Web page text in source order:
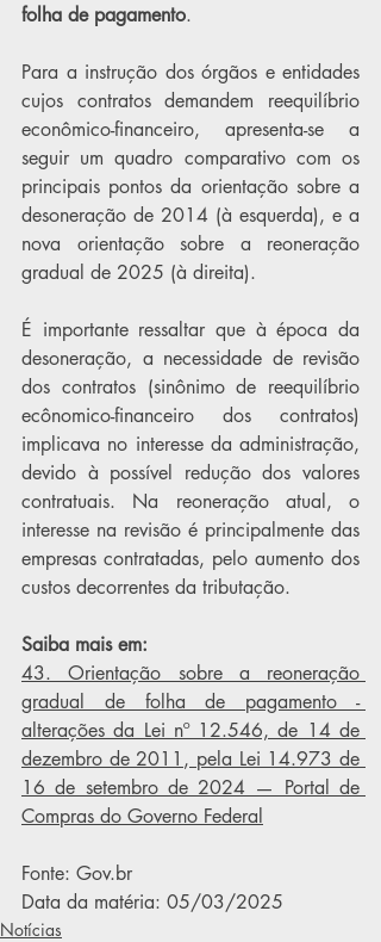
folha de pagamento.
Para a instrução dos órgãos e entidades
cujos contratos demandem reequilíbrio
econômico-financeiro, apresenta-se a
seguir um quadro comparativo com os
principais pontos da orientação sobre a
desoneração de 2014 (à esquerda), e a
nova orientação sobre a reoneração
gradual de 2025 (à direita).
É importante ressaltar que à época da
desoneração, a necessidade de revisão
dos contratos (sinônimo de reequilíbrio
ecônomico-financeiro dos contratos)
implicava no interesse da administração,
devido à possível redução dos valores
contratuais. Na reoneração atual, o
interesse na revisão é principalmente das
empresas contratadas, pelo aumento dos
custos decorrentes da tributação.
Saiba mais em:
43. Orientação sobre a reoneração
gradual de folha de pagamento -
alterações da Lei nº 12.546, de 14 de
dezembro de 2011, pela Lei 14.973 de
16 de setembro de 2024 — Portal de
Compras do Governo Federal
Fonte: Gov.br
Data da matéria: 05/03/2025
Notícias